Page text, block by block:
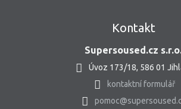
Kontakt
Supersoused.cz
Úvoz 173/18, 586 01
kontaktní formulář